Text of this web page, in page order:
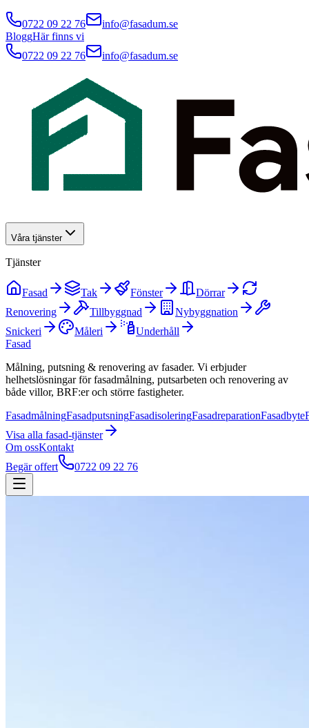
0722 09 22 76
info@fasadum.se
BloggHär finns vi
0722 09 22 76
info@fasadum.se
Våra tjänster
Tjänster
Fasad Tak Fönster
Dörrar
Renovering
Tillbyggnad
Nybyggnation
Snickeri
Måleri
Underhåll
Fasad
Målning, putsning & renovering av fasader. Vi erbjuder
helhetslösningar för fasadmålning, putsarbeten och renovering av
både villor, BRF:er och större fastigheter.
FasadmålningFasadputsningFasadisoleringFasadreparationFasadbyte
Visa alla fasad-tjänster
Om ossKontakt
Begär offert
0722 09 22 76